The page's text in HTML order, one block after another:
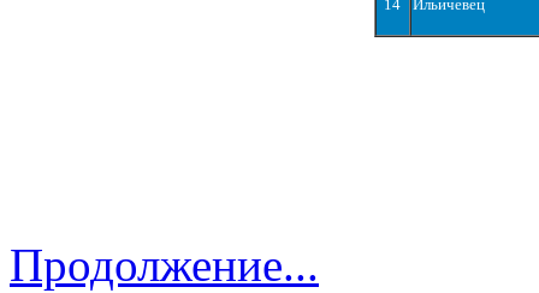
14 Ильичевец
Продолжение...